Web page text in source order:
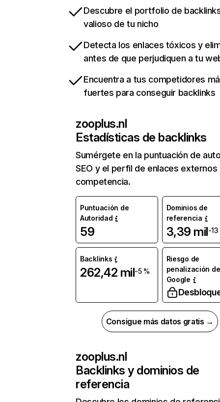
Descubre el portfolio de
valioso de tu nicho
Detecta los enlaces tóxicos y
antes de que perjudiquen a tu
Encuentra a tus competidores
fuertes para conseguir backlinks
zooplus.nl
Estadísticas de backlinks
Sumérgete en la puntuación de
SEO y el perfil de enlaces externos
competencia.
Puntuación de
Autoridad
59
Dominios de
referencia
3,39 mil-13
Backlinks
262,42 mil-5 %
Riesgo de
penalización de
Google
Consigue más datos gratis →
zooplus.nl
Backlinks y dominios de
referencia